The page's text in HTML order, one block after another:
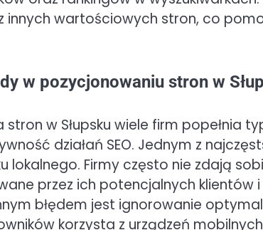
innych wartościowych stron, co
w pozycjonowaniu stron w
w Słupsku wiele firm popełnia
działań SEO. Jednym z
lokalnego. Firmy często nie zdają
przez ich potencjalnych klientów
błędem jest ignorowanie
korzysta z urządzeń